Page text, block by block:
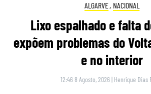
ALGARVE, NACIONAL
Lixo espalhado e falta
expõem problemas do
e no interior
12:46 8 Agosto, 2026 | Henrique Dias